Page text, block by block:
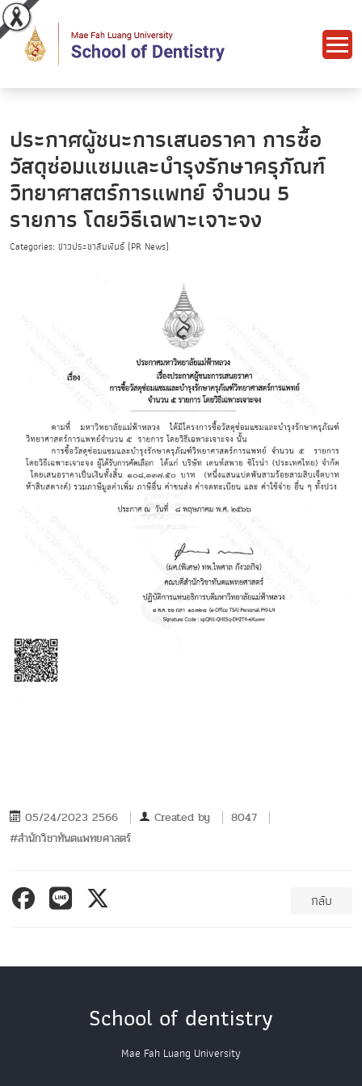
ประกาศผู้ชนะการเสนอราคา การซื้อ
วัสดุซ่อมแซมและบำรุงรักษาครุภัณฑ์
วิทยาศาสตร์การแพทย์ จำนวน 5
รายการ โดยวิธีเฉพาะเจาะจง
Categories: ข่าวประชาสัมพันธ์ (PR News)
05/24/2023 2566 Created by
8047
#สำนักวิชาทันตแพทยศาสตร์
กลับ
School of dentistry
Mae Fah Luang University